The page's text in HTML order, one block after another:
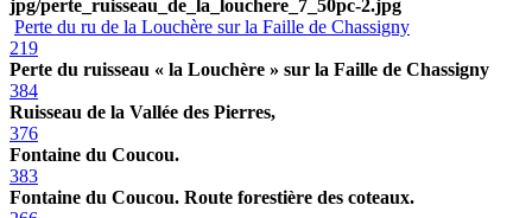
jpg/perte_ruisseau_de_la_louchere_7_50pc-2.jpg
Perte du ru de la Louchère sur la Faille de Chassigny
219
Perte du ruisseau « la Louchère » sur la Faille de Chassigny
384
Ruisseau de la Vallée des Pierres,
376
Fontaine du Coucou.
383
Fontaine du Coucou. Route forestière des coteaux.